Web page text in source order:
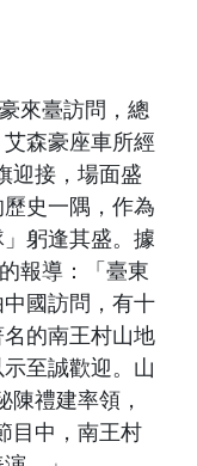
來臺訪問，總
森豪座車所經
迎接，場面盛
史一隅，作為
躬逢其盛。據
報導：「 臺東
國訪問，有十
的南王村山地
至誠歡迎。山
陳禮建率領，
目中，南王村